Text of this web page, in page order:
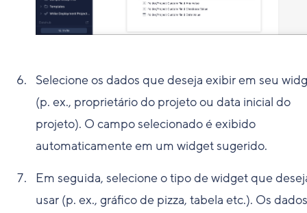
Selecione os dados que deseja exibir em seu
(p. ex., proprietário do projeto ou data inicial do
projeto). O campo selecionado é exibido
automaticamente em um widget sugerido.
Em seguida, selecione o tipo de widget que
usar (p. ex., gráfico de pizza, tabela etc.). Os dados